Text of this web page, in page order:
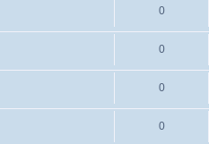
0
0
0
0